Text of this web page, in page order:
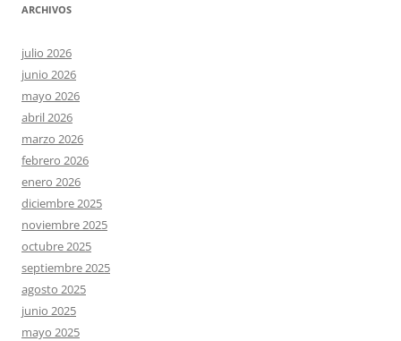
ARCHIVOS
julio 2026
junio 2026
mayo 2026
abril 2026
marzo 2026
febrero 2026
enero 2026
diciembre 2025
noviembre 2025
octubre 2025
septiembre 2025
agosto 2025
junio 2025
mayo 2025